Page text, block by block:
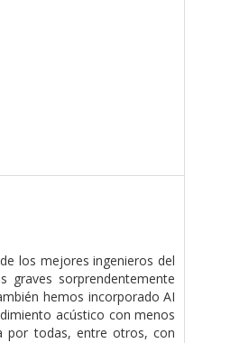
los mejores ingenieros del
sorprendentemente
hemos incorporado AI
acústico con menos
por todas, entre otros, con